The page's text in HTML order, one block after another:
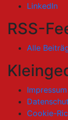
LinkedIn
RSS-
Alle
Impressum
Cookie-